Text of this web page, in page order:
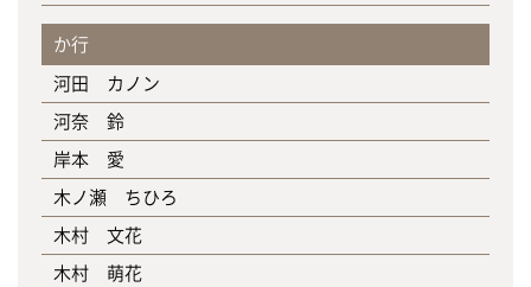
か行
河田 カノン
河奈 鈴
岸本 愛
木ノ瀬 ちひろ
木村 文花
木村 萌花